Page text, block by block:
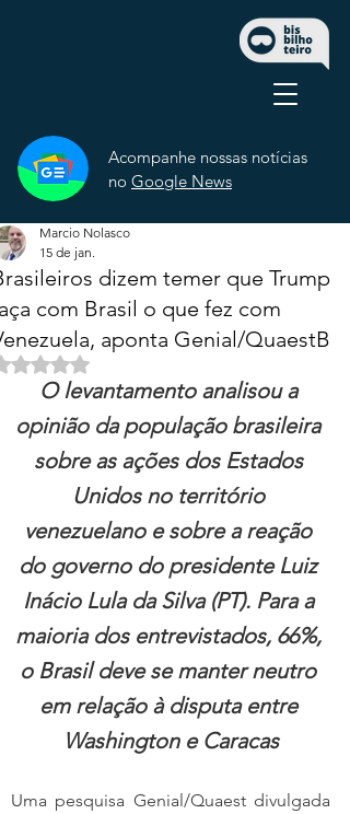
Acompanhe nossas notícias
no Google News
dizem temer que Trump
com Brasil o que fez com
aponta Genial/QuaestB
Marcio Nolasco
15 de jan.
Avaliado com NaN de 5 estrelas.
O levantamento analisou a
opinião da população brasileira
sobre as ações dos Estados
Unidos no território
venezuelano e sobre a reação
do governo do presidente Luiz
Inácio Lula da Silva (PT). Para a
maioria dos entrevistados, 66%,
o Brasil deve se manter neutro
em relação à disputa entre
Washington e Caracas
Uma pesquisa Genial/Quaest divulgada